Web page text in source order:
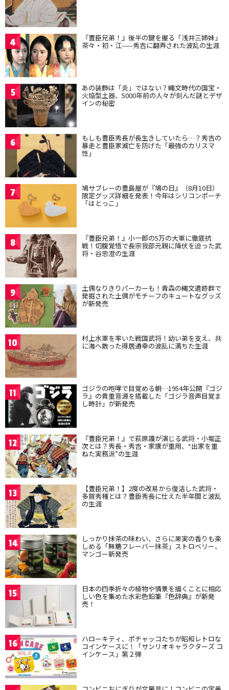
4 『豊臣兄弟！』後半の鍵を握る「浅井三姉妹」
茶々・初・江——秀吉に翻弄された波乱の生涯
5 あの装飾は「炎」ではない？縄文時代の国宝・
火焔型土器、5000年前の人々が刻んだ謎とデザ
インの秘密
6 もしも豊臣秀長が長生きしていたら…？秀吉の
暴走と豊臣家滅亡を防げた「最強のカリスマ
性」
7 鳩サブレーの豊島屋が『鳩の日』（8月10日）
限定グッズ詳細を発表！今年はシリコンポーチ
「はとっこ」
8 『豊臣兄弟！』小一郎の5万の大軍に徹底抗
戦！切腹覚悟で長宗我部元親に降伏を迫った武
将・谷忠澄の生涯
9 土偶なりきりパーカーも！青森の縄文遺跡群で
発掘された土偶がモチーフのキュートなグッズ
が新発売
10 村上水軍を率いた戦国武将！幼い弟を支え、共
に海へ散った得居通幸の波乱に満ちた生涯
11 ゴジラの咆哮で目覚める朝…1954年公開『ゴジ
ラ』の貴重音源を搭載した「ゴジラ音声目覚ま
し時計」が新発売
12 『豊臣兄弟！』で萩原護が演じる武将・小堀正
次とは？秀長・秀吉・家康が重用、“出家を重
ねた実務派”の生涯
13 【豊臣兄弟！】2度の改易から復活した武将・
多賀秀種とは？豊臣秀長に仕えた半年間と波乱
の生涯
14 しっかり抹茶の味わい、さらに果実の香りも楽
しめる「無糖フレーバー抹茶」ストロベリー、
マンゴー新発売
15 日本の四季折々の植物や情景を描くことに相応
しい色を集めた水彩色鉛筆『色辞典』が新発
売！
16 ハローキティ、ポチャッコたちが昭和レトロな
コインケースに！「サンリオキャラクターズ コ
インケース」第２弾